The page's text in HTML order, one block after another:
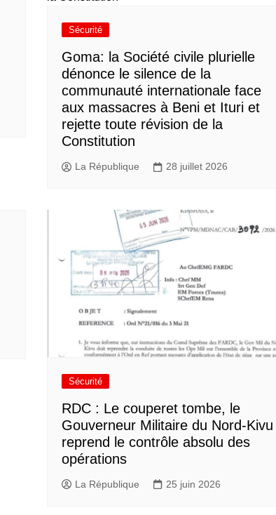
Sécurité
Goma: la Société civile plurielle
dénonce le silence de la
communauté internationale face
aux massacres à Beni et Ituri et
rejette toute révision de la
Constitution
La République 28 juillet 2026
Sécurité
RDC : Le couperet tombe, le
Gouverneur Militaire du Nord-Kivu
reprend le contrôle absolu des
opérations
La République 25 juin 2026